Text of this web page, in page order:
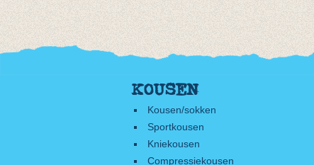
KOUSEN
Kousen/sokken
Sportkousen
Kniekousen
Compressiekousen